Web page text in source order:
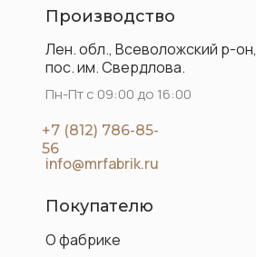
О фабрике
Производство
Покупателю
+7 (812) 786-85-
56
Пн-Пт с 09:00 до 16:00
Лен. обл., Всеволожский р-он,
пос. им. Свердлова.
info@mrfabrik.ru